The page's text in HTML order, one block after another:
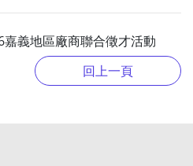
義地區廠商聯合徵才活動